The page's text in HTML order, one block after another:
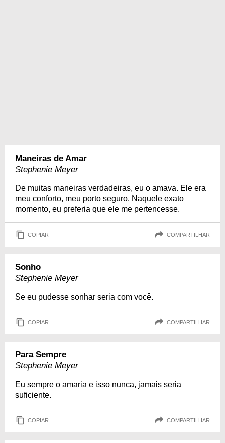
Maneiras de Amar
Stephenie Meyer
De muitas maneiras verdadeiras, eu o amava. Ele era
meu conforto, meu porto seguro. Naquele exato
momento, eu preferia que ele me pertencesse.
COPIAR COMPARTILHAR
Sonho
Stephenie Meyer
Se eu pudesse sonhar seria com você.
COPIAR COMPARTILHAR
Para Sempre
Stephenie Meyer
Eu sempre o amaria e isso nunca, jamais seria
suficiente.
COPIAR COMPARTILHAR